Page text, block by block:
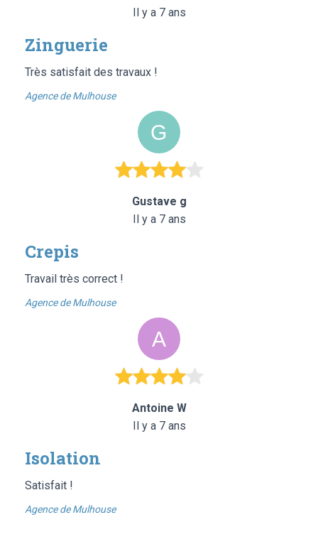
Il y a 7 ans
Zinguerie
Très satisfait des travaux !
Agence de Mulhouse
Gustave g
Il y a 7 ans
Crepis
Travail très correct !
Agence de Mulhouse
Antoine W
Il y a 7 ans
Isolation
Satisfait !
Agence de Mulhouse